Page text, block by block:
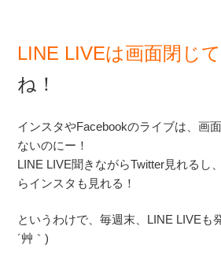
LINE LIVEは画面閉じ
ね！
インスタやFacebookのライブは、画
ないのにー！
LINE LIVE聞きながらTwitter見れるし
らインスタも見れる！
というわけで、毎週末、LINE LIVEも
´艸｀)